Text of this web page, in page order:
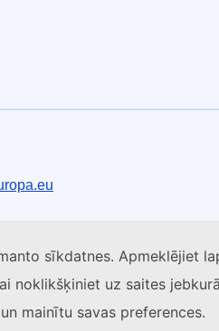
sīkdatnes. Apmeklējiet
noklikšķiniet uz saites
mainītu savas preferences.